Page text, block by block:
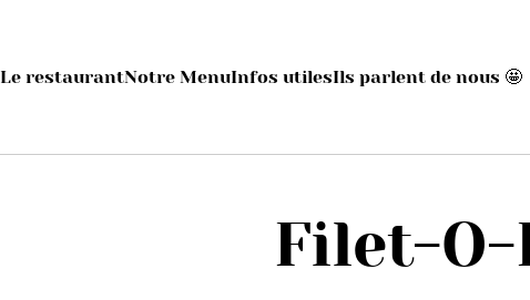
Le restaurantNotre MenuInfos utilesIls parlent de nous 🤩
Filet-O-